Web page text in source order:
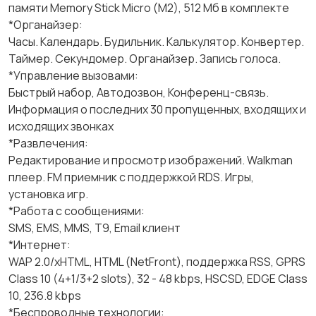
памяти Memory Stick Micro (M2), 512 Мб в комплекте
*Органайзер:
Часы. Календарь. Будильник. Калькулятор. Конвертер.
Таймер. Секундомер. Органайзер. Запись голоса.
*Управление вызовами:
Быстрый набор, Автодозвон, Конференц-связь.
Информация о последних 30 пропущенных, входящих и
исходящих звонках
*Развлечения:
Редактирование и просмотр изображений. Walkman
плеер. FM приемник с поддержкой RDS. Игры,
установка игр.
*Работа с сообщениями:
SMS, EMS, MMS, T9, Email клиент
*Интернет:
WAP 2.0/xHTML, HTML (NetFront), поддержка RSS, GPRS
Class 10 (4+1/3+2 slots), 32 - 48 kbps, HSCSD, EDGE Class
10, 236.8 kbps
*Беспроводные технологии: